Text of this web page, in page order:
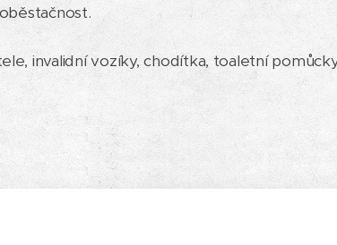
invalidní vozíky, chodítka, toaletní